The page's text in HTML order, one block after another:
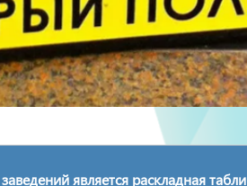
является раскладная